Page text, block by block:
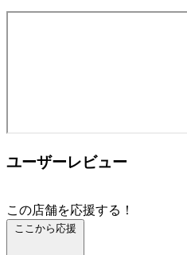
ユーザーレビュー
この店舗を応援する！
ここから応援